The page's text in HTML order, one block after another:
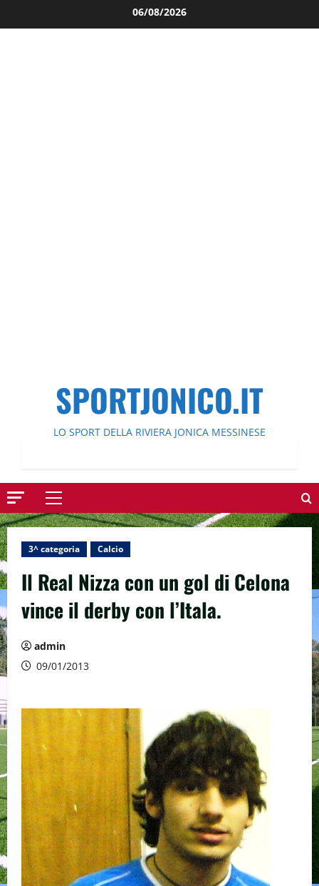
al
06/08/2026
SPORTJONICO.IT
LO SPORT DELLA RIVIERA JONICA MESSINESE
Menu
principale
3^ categoria Calcio
Il Real Nizza con un gol di Celona
vince il derby con l’Itala.
admin
09/01/2013